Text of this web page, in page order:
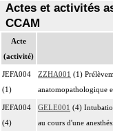
Actes et activités
CCAM
Acte
(activité)
JEFA004
(1)
ZZHA001 (1)
anatomopathologique
JEFA004
(4)
GELE001 (4)
au cours d'une